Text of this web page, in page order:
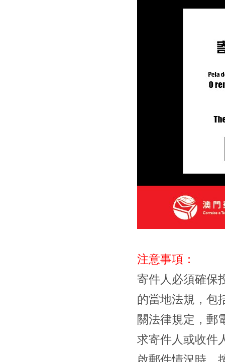
注意事項：
寄件人必須確保
的當地法規，包
關法律規定，郵
求寄件人或收件